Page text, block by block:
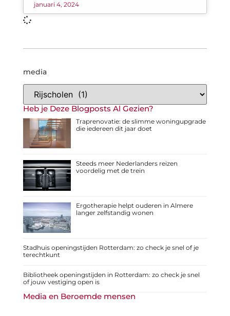
media
Heb je Deze Blogposts Al Gezien?
Traprenovatie: de slimme woningupgrade
die iedereen dit jaar doet
Steeds meer Nederlanders reizen
voordelig met de trein
Ergotherapie helpt ouderen in Almere
langer zelfstandig wonen
Stadhuis openingstijden Rotterdam: zo check je snel of je
terechtkunt
Bibliotheek openingstijden in Rotterdam: zo check je snel
of jouw vestiging open is
Media en Beroemde mensen
januari 4, 2024